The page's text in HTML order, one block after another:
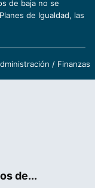
de baja no se
de Igualdad, las
/ Finanzas
de...